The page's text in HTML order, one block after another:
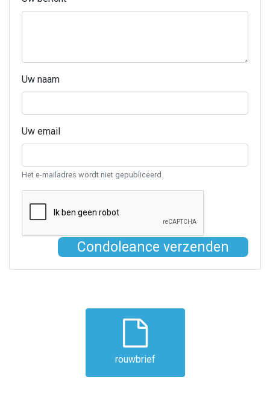
Uw naam
Uw email
Het e-mailadres wordt niet gepubliceerd.
Condoleance verzenden
rouwbrief